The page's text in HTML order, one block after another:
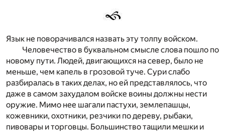
Язык не поворачивался назвать эту толпу войском.
Человечество в буквальном смысле слова пошло по
новому пути. Людей, двигающихся на север, было не
меньше, чем капель в грозовой туче. Сури слабо
разбиралась в таких делах, но ей представлялось, что
даже в самом захудалом войске воины должны нести
оружие. Мимо нее шагали пастухи, землепашцы,
кожевники, охотники, резчики по дереву, рыбаки,
пивовары и торговцы. Большинство тащили мешки и